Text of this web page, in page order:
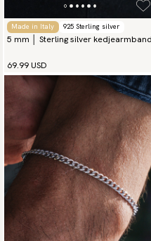
Made in Italy 925 Sterling silver
5 mm │ Sterling silver kedjearmband
69.99 USD